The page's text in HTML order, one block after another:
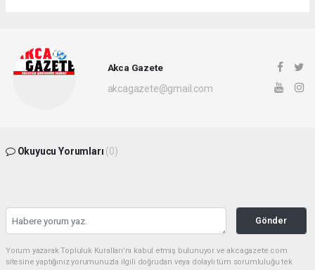
Akca Gazete
akcagazete@gmail.com
Okuyucu Yorumları (0)
Gönder
Yorum yazarak Topluluk Kuralları’nı kabul etmiş bulunuyor ve akcagazete.com
sitesine yaptığınız yorumunuzla ilgili doğrudan veya dolaylı tüm sorumluluğu tek